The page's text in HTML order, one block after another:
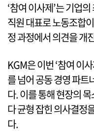
‘참여 이사제’는 기업
직원 대표로 노동조합
정 과정에서 의견을 개
KGM은 이번 ‘참여 이
를 넘어 공동 경영 파
다. 이를 통해 현장의
다 균형 잡힌 의사결정
다.